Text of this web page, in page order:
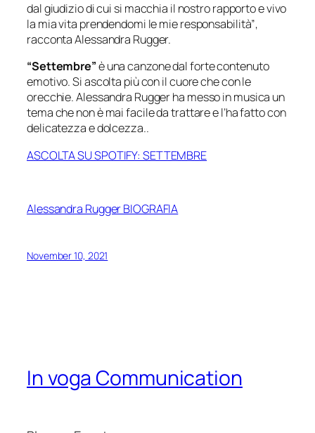
dal giudizio di cui si macchia il nostro rapporto e vivo
la mia vita prendendomi le mie responsabilità”,
racconta Alessandra Rugger.
“Settembre”è una canzone dal forte contenuto
emotivo. Si ascolta più con il cuore che con le
orecchie. Alessandra Rugger ha messo in musica un
tema che non è mai facile da trattare e l’ha fatto con
delicatezza e dolcezza..
ASCOLTA SU SPOTIFY: SETTEMBRE
Alessandra Rugger BIOGRAFIA
November 10, 2021
In voga Communication